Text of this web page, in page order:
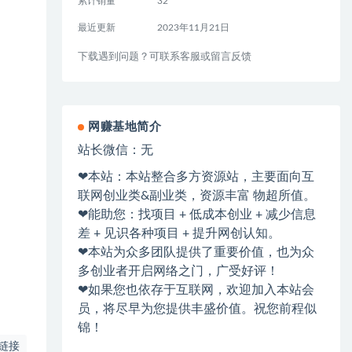
接
最近更新 2023年11月21日
下载遇到问题？可联系客服或留言反馈
网赚基地简介
站长微信：无
❤本站：本站整合多方资源站，主要面向互
联网创业类&副业类，资源丰富 物超所值。
❤能助您：找项目 + 低成本创业 + 减少信息
差 + 见识各种项目 + 提升网创认知。
❤本站为众多团队提供了重要价值，也为众
多创业者开启网络之门，广受好评！
❤如果您也依存于互联网，欢迎加入本站会
员，将尽早为您提供丰盛价值。祝您前程似
锦！